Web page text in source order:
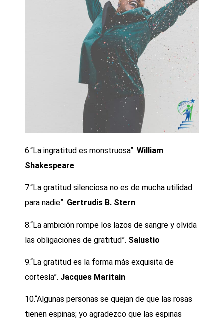
6.“La ingratitud es monstruosa”. William
Shakespeare
7.“La gratitud silenciosa no es de mucha utilidad
para nadie”. Gertrudis B. Stern
8.“La ambición rompe los lazos de sangre y olvida
las obligaciones de gratitud”. Salustio
9.“La gratitud es la forma más exquisita de
cortesía”. Jacques Maritain
10.“Algunas personas se quejan de que las rosas
tienen espinas; yo agradezco que las espinas